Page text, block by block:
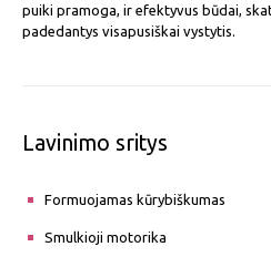
puiki pramoga, ir efektyvus būdai,
padedantys visapusiškai vystytis.
Lavinimo sritys
Formuojamas kūrybiškumas
Smulkioji motorika